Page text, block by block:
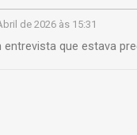
de 2026 às 15:31
entrevista que estava